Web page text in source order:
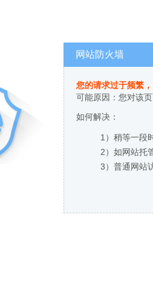
网站防火墙
您的请求过于频繁
可能原因：您对该
如何解决：
1）稍等一段
2）如网站托
3）普通网站